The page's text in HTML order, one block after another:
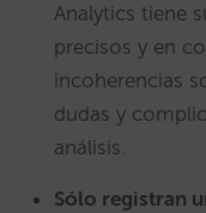
Analytics tiene
precisos y en
incoherencias
dudas y
análisis.
Sólo registran